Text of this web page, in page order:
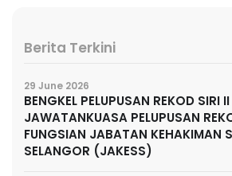
Berita Terkini
29 June 2026
BENGKEL PELUPUSAN REKOD SIRI
JAWATANKUASA PELUPUSAN
FUNGSIAN JABATAN KEHAKIMAN
SELANGOR (JAKESS)